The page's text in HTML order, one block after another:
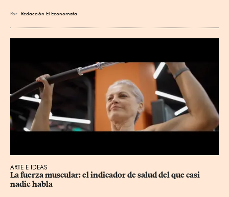
Por Redacción El Economista
ARTE E IDEAS
La fuerza muscular: el indicador de salud del que casi
nadie habla